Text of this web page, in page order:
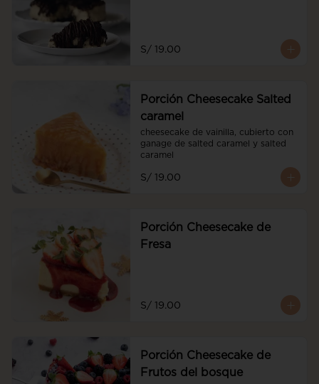
S/ 19.00
Porción Cheesecake Salted
caramel
cheesecake de vainilla, cubierto con
ganage de salted caramel y salted
caramel
S/ 19.00
Porción Cheesecake de
Fresa
S/ 19.00
Porción Cheesecake de
Frutos del bosque